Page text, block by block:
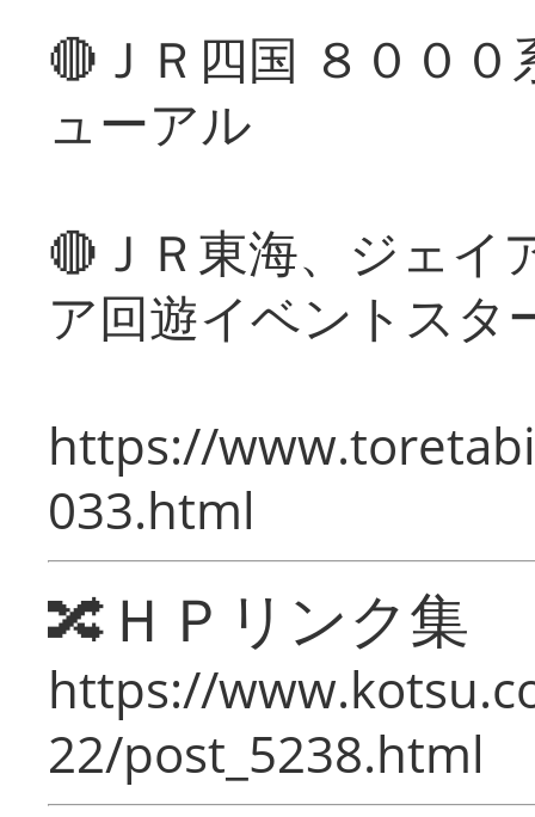
🔴ＪＲ四国 ８００
ューアル
🔴ＪＲ東海、ジェイ
ア回遊イベントスタ
https://
033.html
🔀ＨＰリンク集
https://
22/post_5238.html